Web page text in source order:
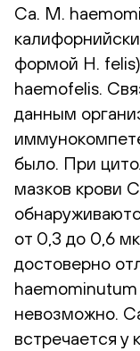
Ca. M.
формой H.
haemofelis.
данным
было. При
мазков крови
от 0,3 до 0,6
достоверно
невозможно.
встречается у